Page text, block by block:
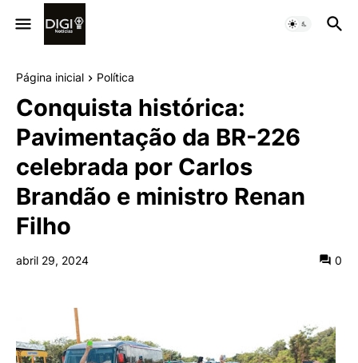
Página inicial Política
Conquista histórica:
Pavimentação da BR-226
celebrada por Carlos
Brandão e ministro Renan
Filho
abril 29, 2024 0